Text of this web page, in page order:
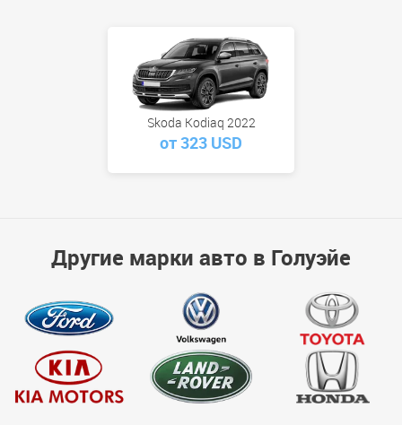
Skoda Kodiaq 2022
от 323 USD
Другие марки авто в Голуэйе